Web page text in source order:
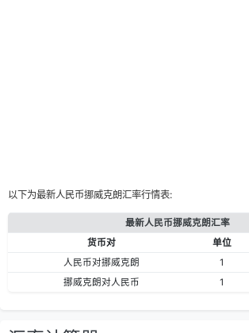
以下为最新人民币挪威克朗汇率行情表:
最新人民币挪威克朗汇率
货币对
单位
人民币对挪威克朗
1
挪威克朗对人民币
1